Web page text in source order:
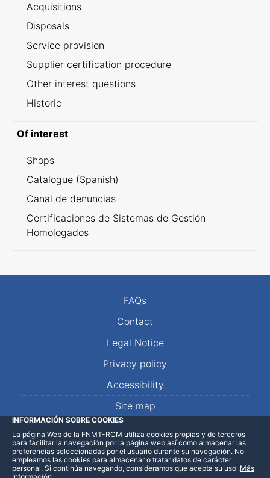
Acquisitions
Disposals
Service provision
Supplier certification procedure
Other interest questions
Historic
Of interest
Shops
Catalogue (Spanish)
Canal de denuncias
Certificaciones de Sistemas de Gestión
Homologados
FAQs
Contact
Legal Notice
Privacy policy
Accessibility
Site map
LinkedInFacebookWhatsApp
INFORMACIÓN SOBRE COOKIES
La página Web de la FNMT-RCM utiliza cookies propias y de terceros
para facilitar la navegación por la página web así como almacenar las
preferencias seleccionadas por el usuario durante su navegación. No
empleamos las cookies para almacenar o tratar datos de carácter
personal. Si continúa navegando, consideramos que acepta su uso .Más